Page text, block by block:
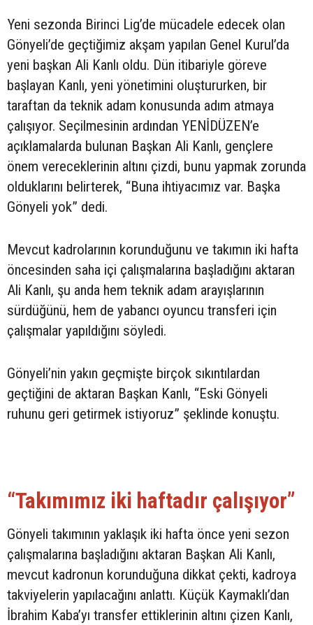
Yeni sezonda Birinci Lig’de mücadele edecek olan
Gönyeli’de geçtiğimiz akşam yapılan Genel Kurul’da
yeni başkan Ali Kanlı oldu. Dün itibariyle göreve
başlayan Kanlı, yeni yönetimini oluştururken, bir
taraftan da teknik adam konusunda adım atmaya
çalışıyor. Seçilmesinin ardından YENİDÜZEN’e
açıklamalarda bulunan Başkan Ali Kanlı, gençlere
önem vereceklerinin altını çizdi, bunu yapmak zorunda
olduklarını belirterek, “Buna ihtiyacımız var. Başka
Gönyeli yok” dedi.
Mevcut kadrolarının korunduğunu ve takımın iki hafta
öncesinden saha içi çalışmalarına başladığını aktaran
Ali Kanlı, şu anda hem teknik adam arayışlarının
sürdüğünü, hem de yabancı oyuncu transferi için
çalışmalar yapıldığını söyledi.
Gönyeli’nin yakın geçmişte birçok sıkıntılardan
geçtiğini de aktaran Başkan Kanlı, “Eski Gönyeli
ruhunu geri getirmek istiyoruz” şeklinde konuştu.
“Takımımız iki haftadır çalışıyor”
Gönyeli takımının yaklaşık iki hafta önce yeni sezon
çalışmalarına başladığını aktaran Başkan Ali Kanlı,
mevcut kadronun korunduğuna dikkat çekti, kadroya
takviyelerin yapılacağını anlattı. Küçük Kaymaklı’dan
İbrahim Kaba’yı transfer ettiklerinin altını çizen Kanlı,